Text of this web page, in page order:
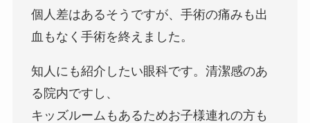
個人差はあるそうですが、手術の痛みも出
血もなく手術を終えました。
知人にも紹介したい眼科です。清潔感のあ
る院内ですし、
キッズルームもあるためお子様連れの方も